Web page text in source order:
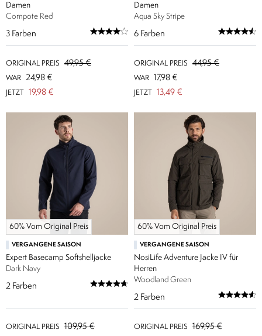
Damen
Compote Red
3 Farben
ORIGINAL PREIS 49,95 €
WAR 24,98 €
JETZT 19,98 €
Damen
Aqua Sky Stripe
6 Farben
ORIGINAL PREIS 44,95 €
WAR 17,98 €
JETZT 13,49 €
60% Vom Original Preis
VERGANGENE SAISON
Expert Basecamp Softshelljacke
Dark Navy
2 Farben
ORIGINAL PREIS 109,95 €
60% Vom Original Preis
VERGANGENE SAISON
NosiLife Adventure Jacke IV für
Herren
Woodland Green
2 Farben
ORIGINAL PREIS 169,95 €